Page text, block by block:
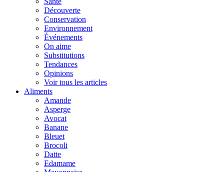
Découverte
Conservation
Environnement
Événements
On aime
Substitutions
Tendances
Opinions
Voir tous les articles
Aliments
Amande
Asperge
Avocat
Banane
Bleuet
Brocoli
Datte
Edamame